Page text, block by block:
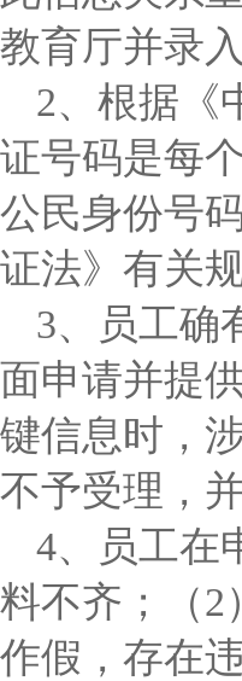
教育厅并录
2、根据《
证号码是每
公民身份号
证法》有关
3、员工确
面申请并提
键信息时，
不予受理，
4、员工在
料不齐；（2
作假，存在